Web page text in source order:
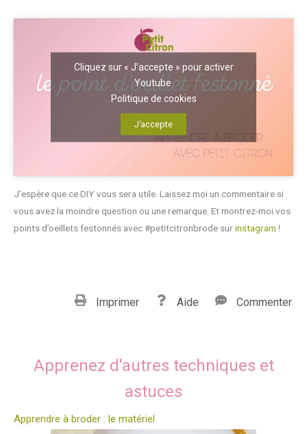
Cliquez sur « J’accepte » pour activer
Youtube
Politique de cookies
J’accepte
J’espère que ce DIY vous sera utile. Laissez moi un commentaire si
vous avez la moindre question ou une remarque. Et montrez-moi vos
points d’oeillets festonnés avec #petitcitronbrode surinstagram !
Imprimer Aide Commenter
Apprenez d'autres techniques et
astuces
Apprendre à broder : le matériel